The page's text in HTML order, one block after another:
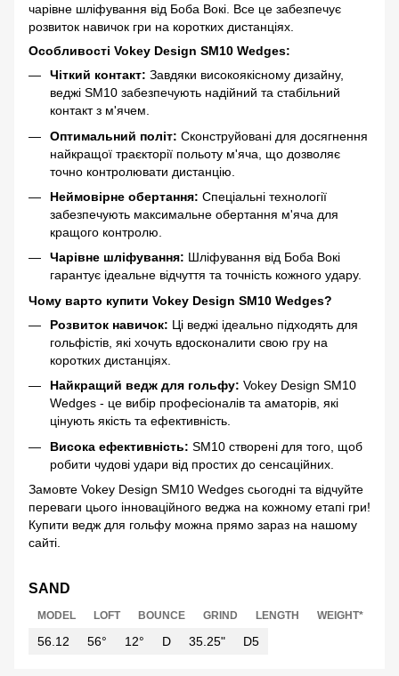
чарівне шліфування від Боба Вокі. Все це забезпечує
розвиток навичок гри на коротких дистанціях.
Особливості Vokey Design SM10 Wedges:
Чіткий контакт: Завдяки високоякісному дизайну,
веджі SM10 забезпечують надійний та стабільний
контакт з м'ячем.
Оптимальний політ: Сконструйовані для досягнення
найкращої траєкторії польоту м'яча, що дозволяє
точно контролювати дистанцію.
Неймовірне обертання: Спеціальні технології
забезпечують максимальне обертання м'яча для
кращого контролю.
Чарівне шліфування: Шліфування від Боба Вокі
гарантує ідеальне відчуття та точність кожного удару.
Чому варто купити Vokey Design SM10 Wedges?
Розвиток навичок: Ці веджі ідеально підходять для
гольфістів, які хочуть вдосконалити свою гру на
коротких дистанціях.
Найкращий ведж для гольфу: Vokey Design SM10
Wedges - це вибір професіоналів та аматорів, які
цінують якість та ефективність.
Висока ефективність: SM10 створені для того, щоб
робити чудові удари від простих до сенсаційних.
Замовте Vokey Design SM10 Wedges сьогодні та відчуйте
переваги цього інноваційного веджа на кожному етапі гри!
Купити ведж для гольфу можна прямо зараз на нашому
сайті.
SAND
MODEL LOFT BOUNCE GRIND LENGTH WEIGHT*
56.12 56° 12° D 35.25" D5